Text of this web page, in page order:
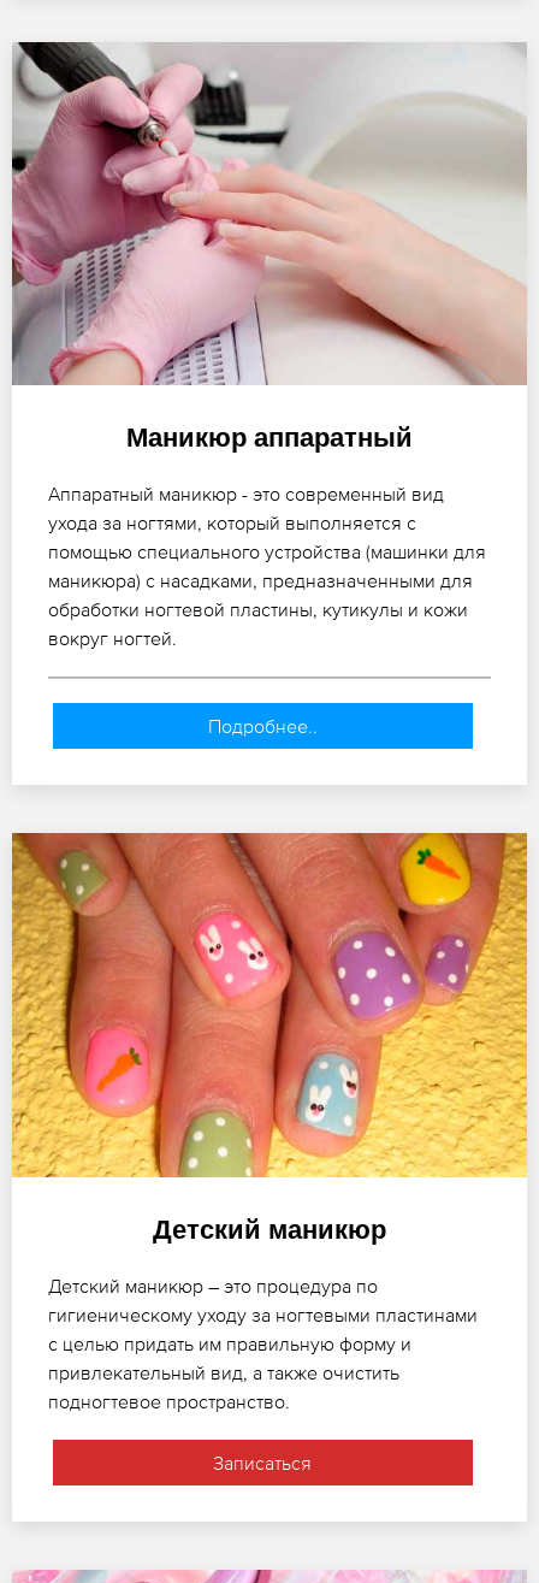
Маникюр аппаратный
Аппаратный маникюр - это современный вид
ухода за ногтями, который выполняется с
помощью специального устройства (машинки для
маникюра) с насадками, предназначенными для
обработки ногтевой пластины, кутикулы и кожи
вокруг ногтей.
Подробнее..
Детский маникюр
Детский маникюр – это процедура по
гигиеническому уходу за ногтевыми пластинами
с целью придать им правильную форму и
привлекательный вид, а также очистить
подногтевое пространство.
Записаться